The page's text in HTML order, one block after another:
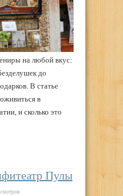
на любой вкус:
до
В статье
в
и сколько это
Пулы